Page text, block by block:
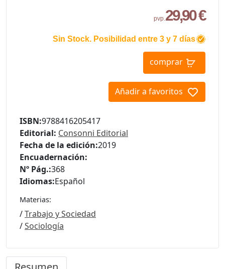
pvp.29,90 €
Sin Stock. Posibilidad entre 3 y 7 días
comprar
Añadir a favoritos
ISBN:9788416205417
Editorial: Consonni Editorial
Fecha de la edición:2019
Encuadernación:
Nº Pág.:368
Idiomas:Español
Materias:
/Trabajo y Sociedad
/Sociología